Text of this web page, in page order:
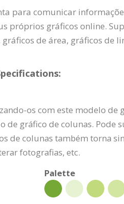
para comunicar
próprios gráficos online.
de área, gráficos de
os com este modelo
de gráfico de colunas.
de colunas também torna
fotografias, etc.
Palette